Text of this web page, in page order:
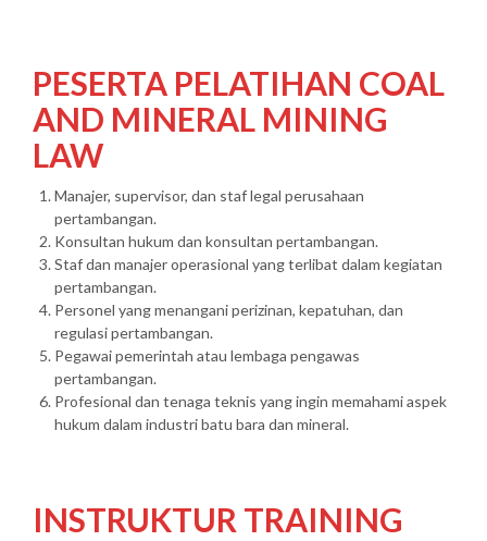
PESERTA PELATIHAN COAL
AND MINERAL MINING
LAW
Manajer, supervisor, dan staf legal perusahaan
pertambangan.
Konsultan hukum dan konsultan pertambangan.
Staf dan manajer operasional yang terlibat dalam kegiatan
pertambangan.
Personel yang menangani perizinan, kepatuhan, dan
regulasi pertambangan.
Pegawai pemerintah atau lembaga pengawas
pertambangan.
Profesional dan tenaga teknis yang ingin memahami aspek
hukum dalam industri batu bara dan mineral.
INSTRUKTUR TRAINING